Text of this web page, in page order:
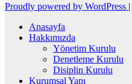
Proudly powered by WordPress |
Anasayfa
Hakkımızda
Yönetim Kurulu
Denetleme Kurulu
Disiplin Kurulu
Kurumsal Yapı